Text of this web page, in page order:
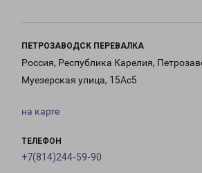
ПЕТРОЗАВОДСК ПЕРЕВАЛКА
Россия, Республика Карелия,
Муезерская улица, 15Ас5
на карте
ТЕЛЕФОН
+7(814)244-59-90